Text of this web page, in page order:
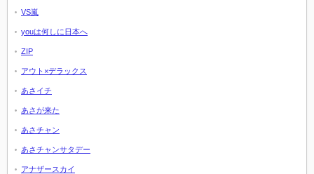
VS嵐
youは何しに日本へ
ZIP
アウト×デラックス
あさイチ
あさが来た
あさチャン
あさチャンサタデー
アナザースカイ